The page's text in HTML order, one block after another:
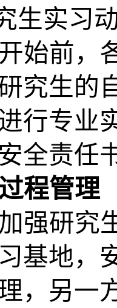
生实习
始前，
究生的
行专业
全责任
程管理
加强研究
基地，
，另一